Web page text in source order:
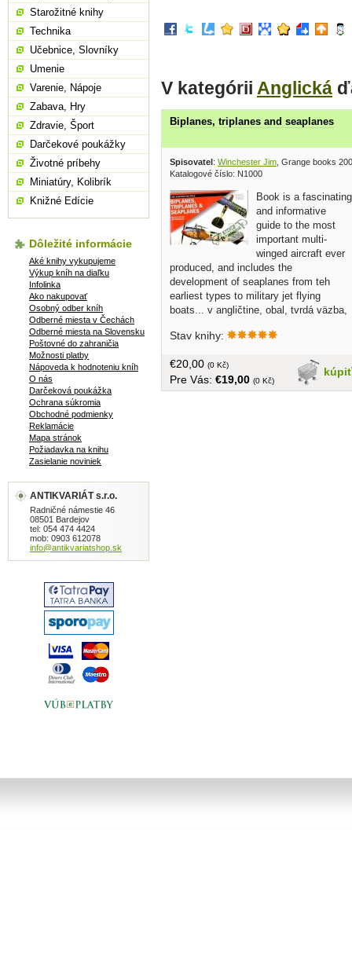
V kategórii Anglická
Biplanes, triplanes and seaplanes
Spisovatel: Winchester Jim , Grange books
Katalogové číslo: N1000
Book is a fascinating
and informative
guide to the most
important multi-
winged aircraft ever
produced, and includes the
development of seaplanes from teh
earliest types to military jet flying
boats... v angličtine, obal, tvrdá väzba,
Stav knihy:
kúpiť
€20,00 (0 Kč)
Pre Vás: €19,00 (0 Kč)
Starožitné knihy
Technika
Učebnice, Slovníky
Umenie
Varenie, Nápoje
Zabava, Hry
Zdravie, Šport
Darčekové poukážky
Životné príbehy
Miniatúry, Kolibrík
Knižné Edície
Dôležité informácie
Aké knihy vykupujeme
Výkup kníh na diaľku
Infolinka
Ako nakupovať
Osobný odber kníh
Odberné miesta v Čechách
Odberné miesta na Slovensku
Poštovné do zahraničia
Možnosti platby
Nápoveda k hodnoteniu kníh
O nás
Darčeková poukážka
Ochrana súkromia
Obchodné podmienky
Reklamácie
Mapa stránok
Požiadavka na knihu
Zasielanie noviniek
ANTIKVARIÁT s.r.o.
Radničné námestie 46
08501 Bardejov
tel: 054 474 4424
mob: 0903 612078
info@antikvariatshop.sk